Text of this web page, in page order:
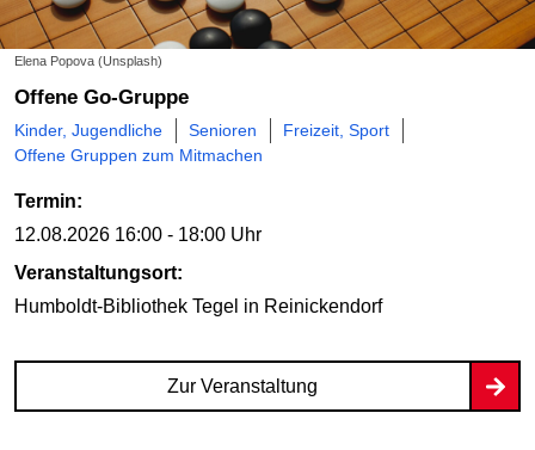
Elena Popova (Unsplash)
Offene Go-Gruppe
Kinder, Jugendliche Senioren
Freizeit, Sport
Offene Gruppen zum Mitmachen
Termin:
12.08.2026 16:00 - 18:00 Uhr
Veranstaltungsort:
Humboldt-Bibliothek Tegel in Reinickendorf
Zur Veranstaltung